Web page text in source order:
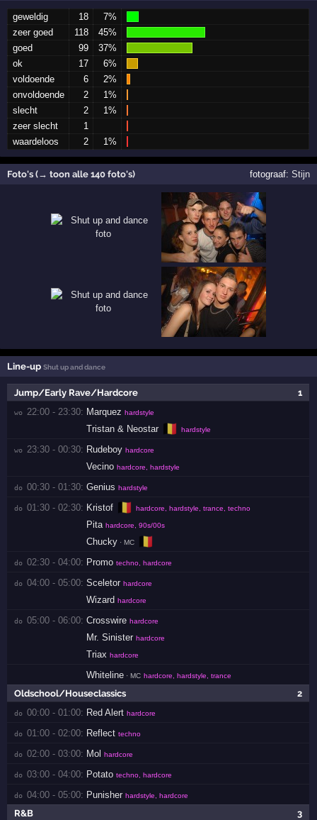
geweldig 18
7%
zeer goed
118
45%
goed
99
37%
ok
17
6%
voldoende
6
2%
onvoldoende
2
1%
slecht
2
1%
zeer slecht
1
waardeloos
2 1%
Foto's (→ toon alle 140 foto's) fotograaf: Stijn
Line-upShut up and dance
1
Jump/Early Rave/Hardcore
wo 22:00 - 23:30: Marquez hardstyle
Tristan & Neostar 🇧🇪 hardstyle
wo 23:30 - 00:30: Rudeboy hardcore
Vecino hardcore, hardstyle
do 00:30 - 01:30: Genius hardstyle
do 01:30 - 02:30: Kristof 🇧🇪 hardcore, hardstyle, trance, techno
Pita hardcore, 90s/00s
Chucky · MC 🇧🇪
do 02:30 - 04:00: Promo techno, hardcore
do 04:00 - 05:00: Sceletor hardcore
Wizard hardcore
do 05:00 - 06:00: Crosswire hardcore
Mr. Sinister hardcore
Triax hardcore
Whiteline · MC hardcore, hardstyle, trance
2
Oldschool/Houseclassics
do 00:00 - 01:00: Red Alert hardcore
do 01:00 - 02:00: Reflect techno
do 02:00 - 03:00: Mol hardcore
do 03:00 - 04:00: Potato techno, hardcore
do 04:00 - 05:00: Punisher hardstyle, hardcore
3
R&B